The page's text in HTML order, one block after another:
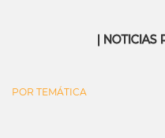
| NOTICIAS
POR TEMÁTICA